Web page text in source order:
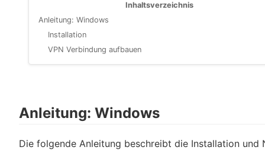
Inhaltsverzeichnis
Anleitung: Windows
Installation
VPN Verbindung aufbauen
Anleitung: Windows
Die folgende Anleitung beschreibt die Installation und